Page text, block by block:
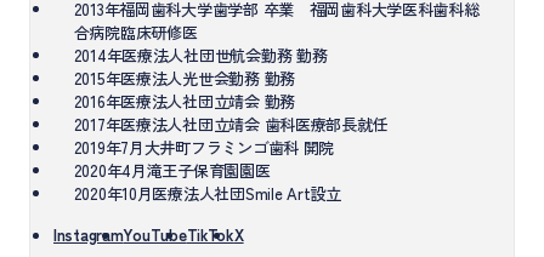
2013年福岡歯科大学歯学部 卒業 福岡歯科大学医科歯科総
合病院臨床研修医
2014年医療法人社団世航会勤務 勤務
2015年医療法人光世会勤務 勤務
2016年医療法人社団立靖会 勤務
2017年医療法人社団立靖会 歯科医療部長就任
2019年7月大井町フラミンゴ歯科 開院
2020年4月滝王子保育園園医
2020年10月医療法人社団Smile Art設立
InstagramYouTubeTikTokX